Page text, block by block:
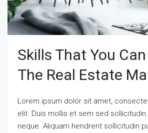
Skills That You
The Real Estate
Lorem ipsum dolor sit amet,
elit. Duis mollis et sem sed
neque. Aliquam hendrerit sollicitudin